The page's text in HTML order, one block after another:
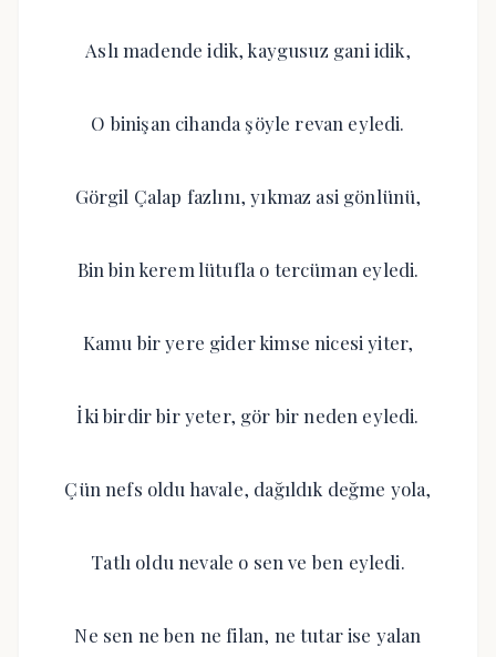
Aslı madende idik, kaygusuz gani idik,
O binişan cihanda şöyle revan eyledi.
Görgil Çalap fazlını, yıkmaz asi gönlünü,
Bin bin kerem lütufla o tercüman eyledi.
Kamu bir yere gider kimse nicesi yiter,
İki birdir bir yeter, gör bir neden eyledi.
Çün nefs oldu havale, dağıldık değme yola,
Tatlı oldu nevale o sen ve ben eyledi.
Ne sen ne ben ne filan, ne tutar ise yalan